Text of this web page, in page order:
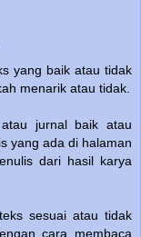
yang baik atau tidak
menarik atau tidak.
jurnal baik atau
yang ada di halaman
dari hasil karya
sesuai atau tidak
cara membaca